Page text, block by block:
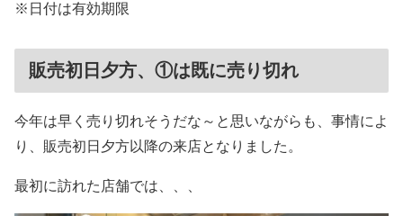
※日付は有効期限
販売初日夕方、①は既に売り切れ
今年は早く売り切れそうだな～と思いながらも、事情によ
り、販売初日夕方以降の来店となりました。
最初に訪れた店舗では、、、